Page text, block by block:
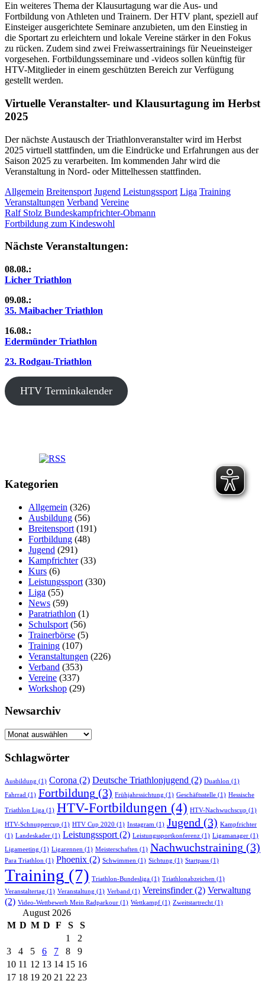
Ein weiteres Thema der Klausurtagung war die Aus- und
Fortbildung von Athleten und Trainern. Der HTV plant, speziell auf
Einsteiger ausgerichtete Seminare anzubieten, um den Einstieg in
die Sportart zu erleichtern und lokale Vereine stärker in den Fokus
zu rücken. Zudem sind zwei Freiwassertrainings für Neueinsteiger
vorgesehen. Fortbildungsseminare und -videos sollen künftig für
HTV-Mitglieder in einem geschützten Bereich zur Verfügung
gestellt werden.
Virtuelle Veranstalter- und Klausurtagung im Herbst
2025
Der nächste Austausch der Triathlonveranstalter wird im Herbst
2025 virtuell stattfinden, um die Eindrücke und Erfahrungen aus der
Saison 2025 zu verarbeiten. Im kommenden Jahr wird die
Veranstaltung in Nord- oder Mittelhessen stattfinden.
Allgemein Breitensport Jugend Leistungssport Liga Training
Veranstaltungen Verband Vereine
Beitragsnavigation
Vorheriger
Beitrag:
Ralf Stolz Bundeskampfrichter-Obmann
Nächster
Fortbildung zum Kindeswohl
Nächste Veranstaltungen:
08.08.:
Licher Triathlon
09.08.:
35. Maibacher Triathlon
16.08.:
Edermünder Triathlon
23. Rodgau-Triathlon
HTV Terminkalender
Kategorien
Allgemein (326)
Ausbildung (56)
Breitensport (191)
Fortbildung (48)
Jugend (291)
Kampfrichter(33)
Kurs (6)
Leistungssport (330)
Liga (55)
News (59)
Paratriathlon (1)
Schulsport (56)
Trainerbörse (5)
Training (107)
Veranstaltungen (226)
Verband (353)
Vereine (337)
Workshop (29)
Newsarchiv
Newsarchiv
Schlagwörter
Ausbildung (1) Corona (2) Deutsche Triathlonjugend (2) Duathlon (1)
Fahrrad (1) Fortbildung (3) Frühjahrssichtung (1) Geschäftsstelle (1) Hessische
Triathlon Liga (1) HTV-Fortbildungen (4) HTV-Nachwuchscup (1)
HTV-Schnuppercup (1) HTV Cup 2020 (1) Instagram (1) Jugend (3) Kampfrichter
(1) Landeskader (1) Leistungssport(2) Leistungssportkonferenz (1) Ligamanager (1)
Ligameeting (1) Ligarennen (1) Meisterschaften (1) Nachwuchstraining (3)
Para Triathlon (1) Phoenix (2) Schwimmen (1) Sichtung (1) Startpass (1)
Training (7) Triathlon-Bundesliga (1) Triathlonabzeichen (1)
Veranstaltertag (1) Veranstaltung (1) Verband (1) Vereinsfinder(2) Verwaltung
(2) Video-Wettbewerb Mein Radparkour (1) Wettkampf (1) Zweitstartrecht (1)
August 2026
M D M D F S
S
1
2
3
4 5 6 7 8
9
10 11 12 13 14 15 16
17 18 19 20 21 22 23